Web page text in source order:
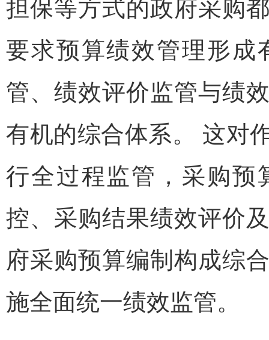
担保等方式的政府采购
要求预算绩效管理形成
管、绩效评价监管与绩
有机的综合体系。 这对
行全过程监管，采购预
控、采购结果绩效评价
府采购预算编制构成综
施全面统一绩效监管。